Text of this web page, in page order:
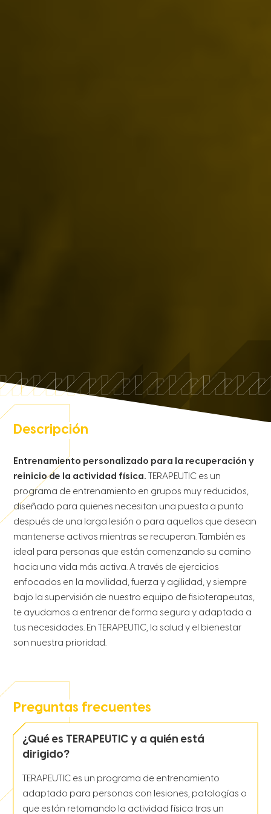
Descripción
Entrenamiento personalizado para la recuperación y
reinicio de la actividad física. TERAPEUTIC es un
programa de entrenamiento en grupos muy reducidos,
diseñado para quienes necesitan una puesta a punto
después de una larga lesión o para aquellos que desean
mantenerse activos mientras se recuperan. También es
ideal para personas que están comenzando su camino
hacia una vida más activa. A través de ejercicios
enfocados en la movilidad, fuerza y agilidad, y siempre
bajo la supervisión de nuestro equipo de fisioterapeutas,
te ayudamos a entrenar de forma segura y adaptada a
tus necesidades. En TERAPEUTIC, la salud y el bienestar
son nuestra prioridad.
Preguntas frecuentes
¿Qué es TERAPEUTIC y a quién está
dirigido?
TERAPEUTIC es un programa de entrenamiento
adaptado para personas con lesiones, patologías o
que están retomando la actividad física tras un